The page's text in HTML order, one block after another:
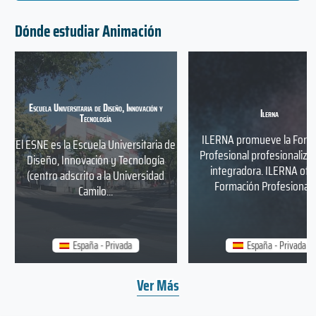
Dónde estudiar Animación
España - Privada
Escuela Universitaria de Diseño, Innovación y
Tecnología
El ESNE es la Escuela Universitaria de
Diseño, Innovación y Tecnología
(centro adscrito a la Universidad
Camilo...
España - Privada
Ilerna
ILERNA promueve la
Profesional
integradora. ILERNA
Formación Profesional
Ver Más